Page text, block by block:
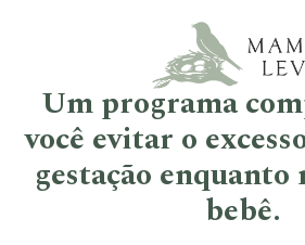
Um programa
você evitar o
gestação enquanto
bebê.